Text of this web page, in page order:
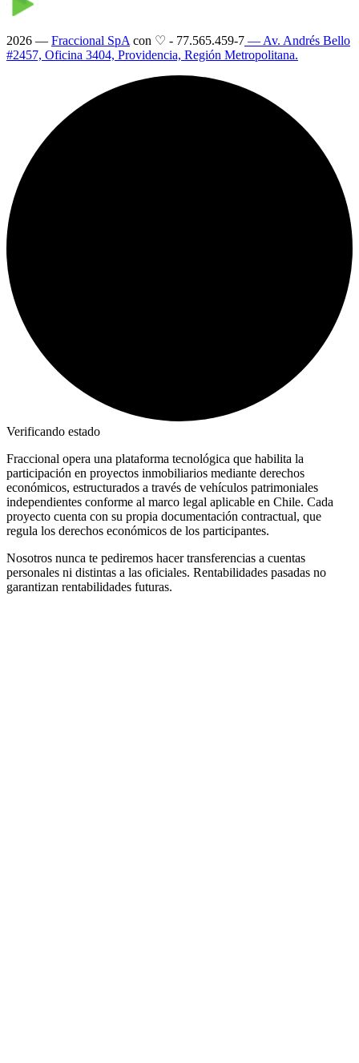
2026 — Fraccional SpA con ♡ - 77.565.459-7 — Av. Andrés Bello
#2457, Oficina 3404, Providencia, Región Metropolitana.
Verificando estado
Fraccional opera una plataforma tecnológica que habilita la
participación en proyectos inmobiliarios mediante derechos
económicos, estructurados a través de vehículos patrimoniales
independientes conforme al marco legal aplicable en Chile. Cada
proyecto cuenta con su propia documentación contractual, que
regula los derechos económicos de los participantes.
Nosotros nunca te pediremos hacer transferencias a cuentas
personales ni distintas a las oficiales. Rentabilidades pasadas no
garantizan rentabilidades futuras.